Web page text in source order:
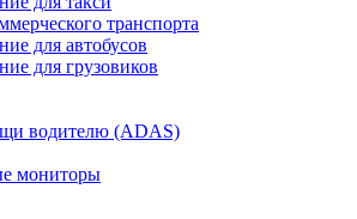
транспорта
для автобусов
для грузовиков
водителю (ADAS)
мониторы